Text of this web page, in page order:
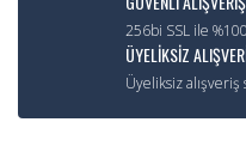
256bi SSL ile
ÜYELİKSİZ
Üyeliksiz alışveriş